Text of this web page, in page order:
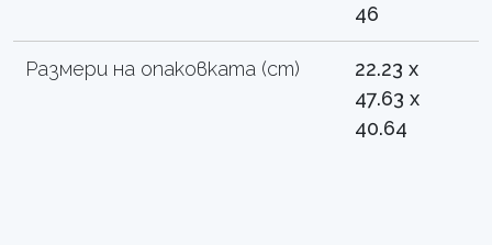
46
Размери на опаковката (cm)
22.23 x
47.63 x
40.64